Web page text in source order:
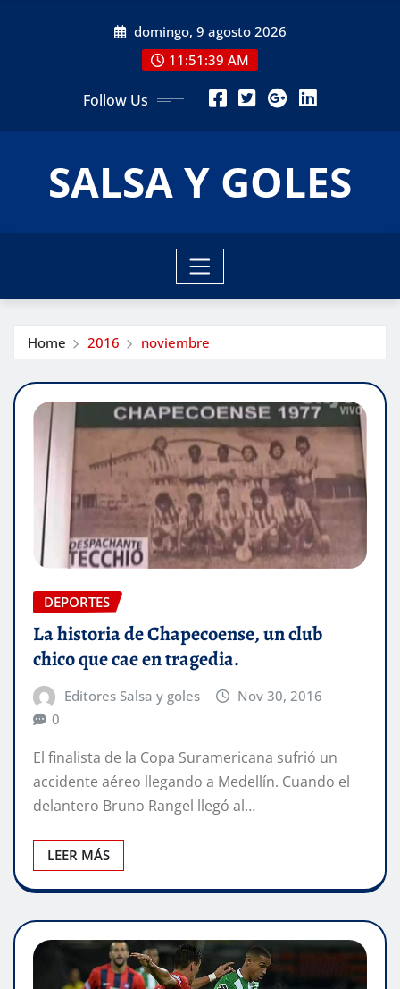
domingo, 9 agosto 2026
11:51:41 AM
Follow Us
SALSA Y GOLES
Home 2016 noviembre
DEPORTES
La historia de Chapecoense, un club
chico que cae en tragedia.
Editores Salsa y goles
Nov 30, 2016
0
El finalista de la Copa Suramericana sufrió un
accidente aéreo llegando a Medellín. Cuando el
delantero Bruno Rangel llegó al…
LEER MÁS